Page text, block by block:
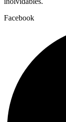
Facebook